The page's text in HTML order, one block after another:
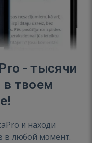
- тысячи
в твоем
и находи
в любой момент.